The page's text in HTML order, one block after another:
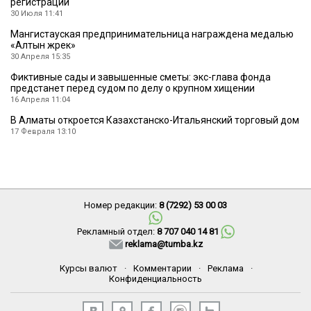
регистрации
30 Июля 11:41
Мангистауская предпринимательница награждена медалью
«Алтын жүрек»
30 Апреля 15:35
Фиктивные сады и завышенные сметы: экс-глава фонда
предстанет перед судом по делу о крупном хищении
16 Апреля 11:04
В Алматы откроется Казахстанско-Итальянский торговый дом
17 Февраля 13:10
Номер редакции: 8 (7292) 53 00 03
Рекламный отдел: 8 707 040 14 81
reklama@tumba.kz
Курсы валют · Комментарии · Реклама
·
Конфиденциальность